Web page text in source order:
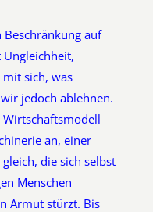
Beschränkung auf
sich, was
jedoch ablehnen.
an, einer
die sich selbst
Menschen
Armut stürzt. Bis